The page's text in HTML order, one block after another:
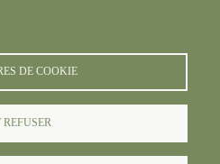
légales-Politique de
-Politique cookies-Politique
DE COOKIE
REFUSER